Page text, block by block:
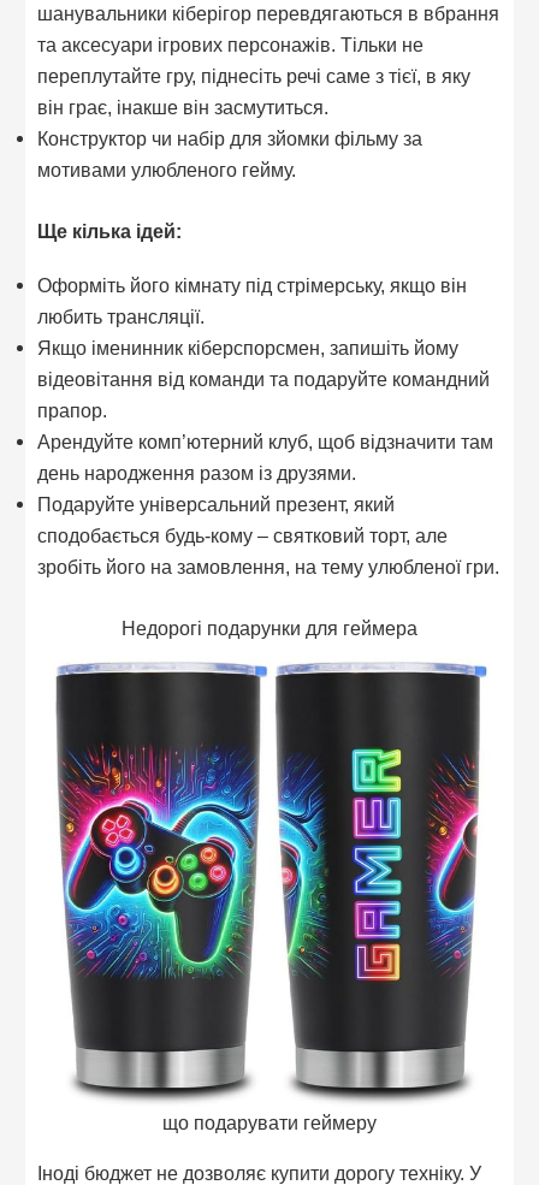
шанувальники кіберігор перевдягаються в вбрання
та аксесуари ігрових персонажів. Тільки не
переплутайте гру, піднесіть речі саме з тієї, в яку
він грає, інакше він засмутиться.
Конструктор чи набір для зйомки фільму за
мотивами улюбленого гейму.
Ще кілька ідей:
Оформіть його кімнату під стрімерську, якщо він
любить трансляції.
Якщо іменинник кіберспорсмен, запишіть йому
відеовітання від команди та подаруйте командний
прапор.
Арендуйте комп’ютерний клуб, щоб відзначити там
день народження разом із друзями.
Подаруйте універсальний презент, який
сподобається будь-кому – святковий торт, але
зробіть його на замовлення, на тему улюбленої гри.
Недорогі подарунки для геймера
що подарувати геймеру
Іноді бюджет не дозволяє купити дорогу техніку. У